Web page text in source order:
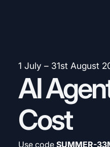
1 July – 31st August
AI
Cost
Use code SUMMER-